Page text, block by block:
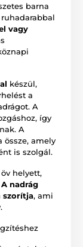
barna
vagy
készül,
a
A
így
A
össze, amely
is szolgál.
helyett,
A nadrág
szorítja, ami